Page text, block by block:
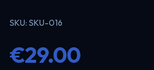
SKU: SKU-016
€29.00